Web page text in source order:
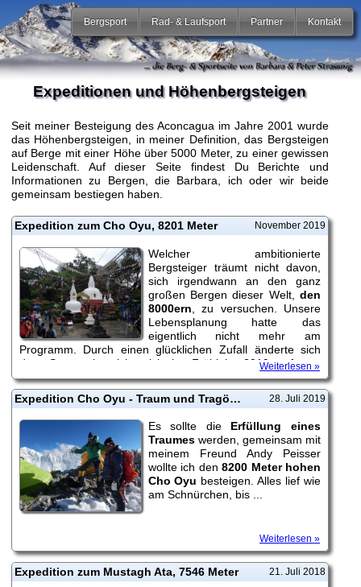
Bergsport Rad- & Laufsport Partner Kontakt
Expeditionen und Höhenbergsteigen
Seit meiner Besteigung des Aconcagua im Jahre 2001 wurde
das Höhenbergsteigen, in meiner Definition, das Bergsteigen
auf Berge mit einer Höhe über 5000 Meter, zu einer gewissen
Leidenschaft. Auf dieser Seite findest Du Berichte und
Informationen zu Bergen, die Barbara, ich oder wir beide
gemeinsam bestiegen haben.
Expedition zum Cho Oyu, 8201 Meter November 2019
Welcher ambitionierte
Bergsteiger träumt nicht davon,
sich irgendwann an den ganz
großen Bergen dieser Welt,den
8000ern , zu versuchen. Unsere
Lebensplanung hatte das
eigentlich nicht mehr am
Programm. Durch einen glücklichen Zufall änderte sich
das. So machte ich mich im Frühjahr 2019 auf, um
gemeinsam mit einem meiner besten Freunde, denCho
Oyu 8201 Meterzu besteigen. Leider nahm die...
Weiterlesen »
Expedition Cho Oyu - Traum und Tragödie - Spendenaktion für Familie von verunglücktem Sherpa 28. Juli 2019
Es sollte die Erfüllung eines
Traumeswerden, gemeinsam mit
meinem Freund Andy Peisser
wollte ich den8200 Meter hohen
Cho Oyu besteigen. Alles lief wie
am Schnürchen, bis ...
Weiterlesen »
Expedition zum Mustagh Ata, 7546 Meter 21. Juli 2018